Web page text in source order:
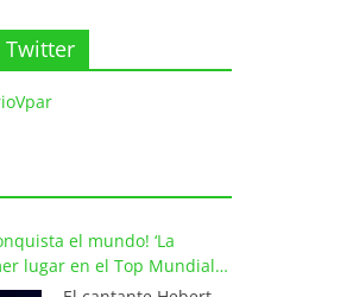
Twitter
el mundo! ‘La
lugar en el Top Mundial